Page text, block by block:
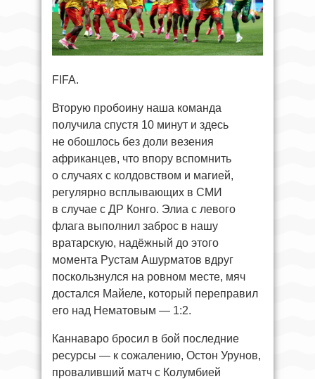
FIFA.
Вторую пробоину наша команда
получила спустя 10 минут и здесь
не обошлось без доли везения
африканцев, что впору вспомнить
о случаях с колдовством и магией,
регулярно всплывающих в СМИ
в случае с ДР Конго. Элиа с левого
флага выполнил заброс в нашу
вратарскую, надёжный до этого
момента Рустам Ашурматов вдруг
поскользнулся на ровном месте, мяч
достался Майеле, который переправил
его над Нематовым — 1:2.
Каннаваро бросил в бой последние
ресурсы — к сожалению, Остон Урунов,
проваливший матч с Колумбией